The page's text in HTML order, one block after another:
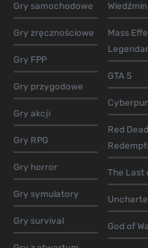
Gry samochodowe
Gry zręcznościowe
Gry FPP
Gry przygodowe
Gry akcji
Gry RPG
Gry horror
Gry symulatory
Gry survival
Wiedźmin
Mass
GTA 5
Red Dead
The Last
God of